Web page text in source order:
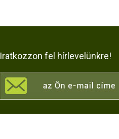
Iratkozzon fel hírlevelünkre!